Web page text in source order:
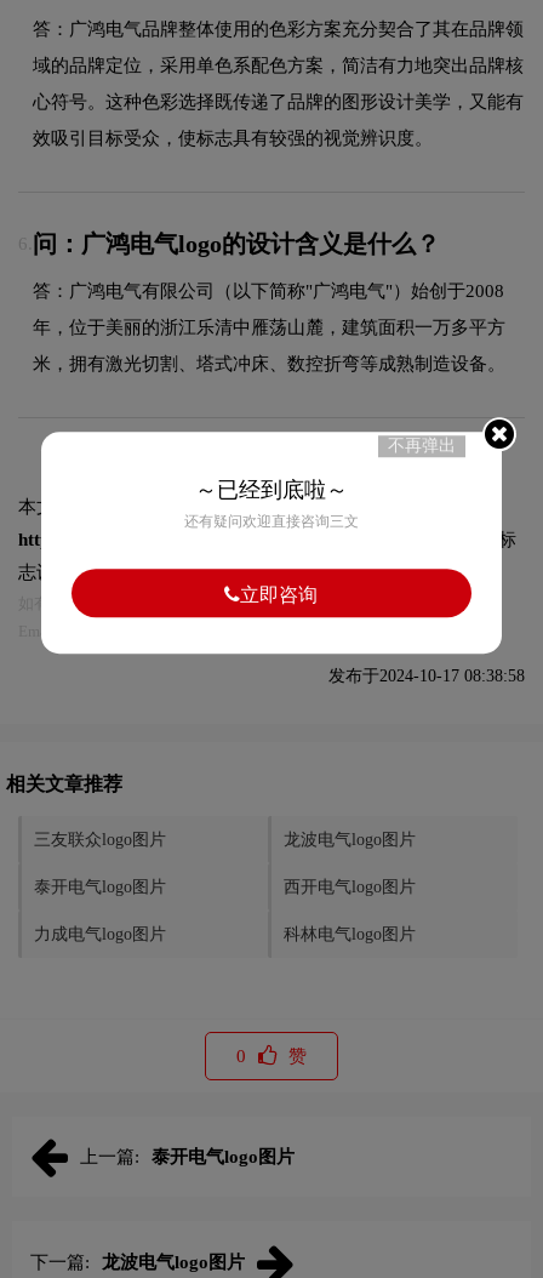
答：广鸿电气品牌整体使用的色彩方案充分契合了其在品牌领
域的品牌定位，采用单色系配色方案，简洁有力地突出品牌核
心符号。这种色彩选择既传递了品牌的图形设计美学，又能有
效吸引目标受众，使标志具有较强的视觉辨识度。
6. 问：广鸿电气logo的设计含义是什么？
答：广鸿电气有限公司（以下简称"广鸿电气"）始创于2008
年，位于美丽的浙江乐清中雁荡山麓，建筑面积一万多平方
米，拥有激光切割、塔式冲床、数控折弯等成熟制造设备。
本文标题和链接
广鸿电气logo图片:
https://logo9.net/works/12991.html
转载时请注明出处为诗宸标
志设计及本链接!
如有内容侵犯您的合法权益，请及时与我们联系
发布于2024-10-17 08:38:58
相关文章推荐
三友联众logo图片 龙波电气logo图片
泰开电气logo图片 西开电气logo图片
力成电气logo图片 科林电气logo图片
0 赞
上一篇: 泰开电气logo图片
下一篇: 龙波电气logo图片
不再弹出
～已经到底啦～
还有疑问欢迎直接咨询三文
立即咨询